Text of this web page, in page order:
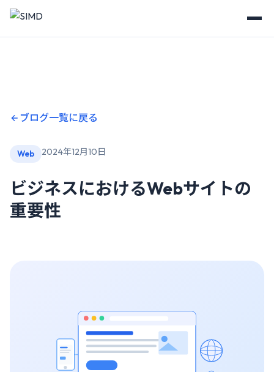
ブログ一覧に戻る
Web 2024年12月10日
ビジネスにおけるWebサイトの
重要性